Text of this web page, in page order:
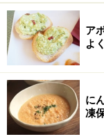
ア
よ
に
凍